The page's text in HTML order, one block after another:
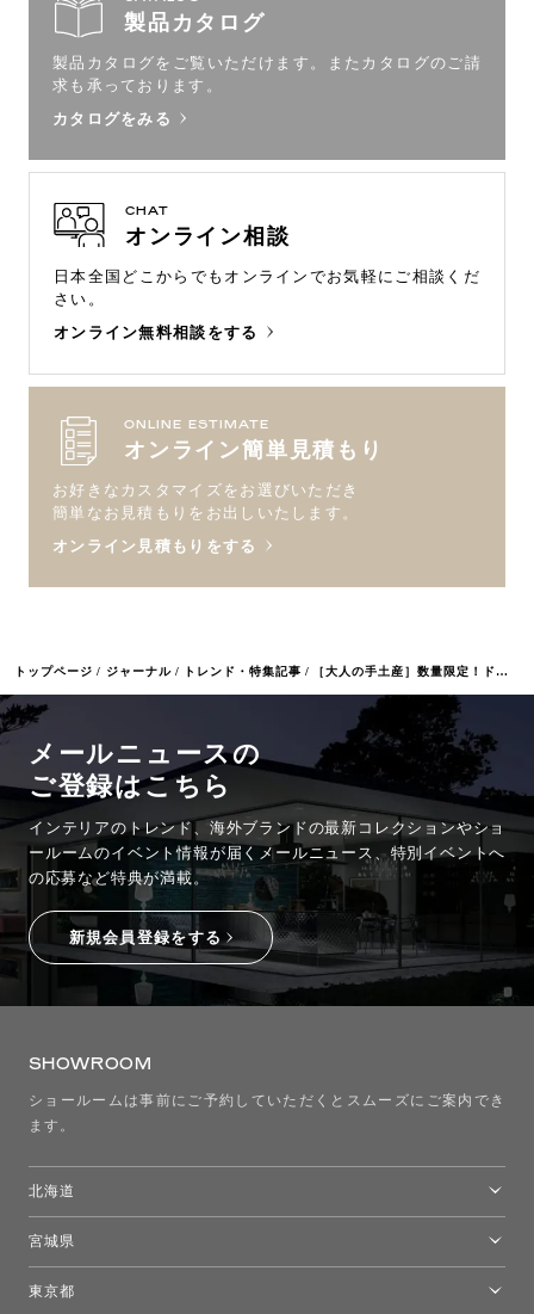
トップページ ジャーナル トレンド・特集記事 ［大人の手土産］数量限定！ドルチェ&ガッバーナが手がけるイタリア伝統菓子「トロンチ ーニ」
製品カタログ
製品カタログをご覧いただけます。
またカタログのご請
求も承っております。
カタログをみる
CHAT
オンライン相談
日本全国どこからでもオンラインでお気軽にご相談くだ
さい。
オンライン無料相談をする
ONLINE ESTIMATE
オンライン簡単見積もり
お好きなカスタマイズをお選びいただき
簡単なお見積もりをお出しいたします。
オンライン見積もりをする
メールニュースの
ご登録はこちら
インテリアのトレンド、海外ブランドの最新コレクションやショ
ールームのイベント情報が届くメールニュース、特別イベントへ
の応募など特典が満載。
新規会員登録をする
SHOWROOM
ショールームは事前にご予約していただくとスムーズにご案内でき
ます。
北海道
宮城県
東京都